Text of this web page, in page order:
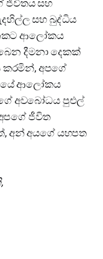
ජීවිතය සහ
සහ බුද්ධිය
ආලෝකය
දීමනා දෙකක්
කරමින්, අපගේ
ආලෝකය
අවබෝධය පුළුල්
ජීවිත
අන් අයගේ යහපත